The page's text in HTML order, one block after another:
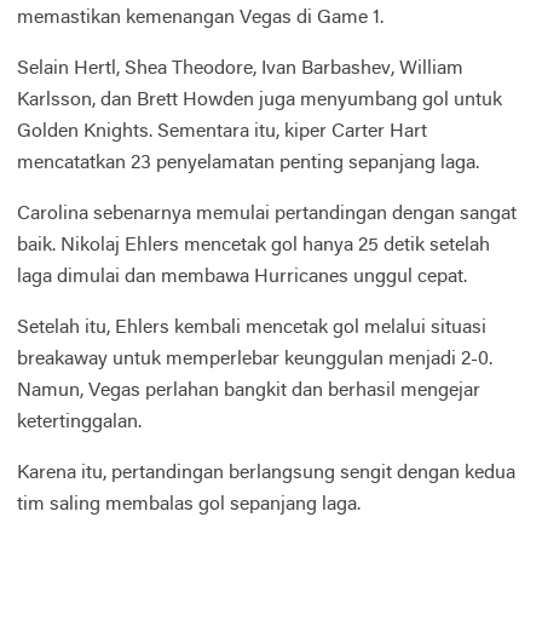
memastikan kemenangan Vegas di Game 1.
Selain Hertl, Shea Theodore, Ivan Barbashev, William
Karlsson, dan Brett Howden juga menyumbang gol untuk
Golden Knights. Sementara itu, kiper Carter Hart
mencatatkan 23 penyelamatan penting sepanjang laga.
Carolina sebenarnya memulai pertandingan dengan sangat
baik. Nikolaj Ehlers mencetak gol hanya 25 detik setelah
laga dimulai dan membawa Hurricanes unggul cepat.
Setelah itu, Ehlers kembali mencetak gol melalui situasi
breakaway untuk memperlebar keunggulan menjadi 2-0.
Namun, Vegas perlahan bangkit dan berhasil mengejar
ketertinggalan.
Karena itu, pertandingan berlangsung sengit dengan kedua
tim saling membalas gol sepanjang laga.